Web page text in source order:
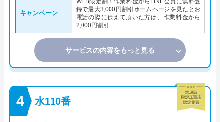
キャンペーン
WEB限定割！作業料金からLINE会員に無料登
録で最大3,000円割引ホームページを見たとお
電話の際に伝えて頂いた方は、作業料金から
2,000円割引!
サービスの内容をもっと見る
水110番